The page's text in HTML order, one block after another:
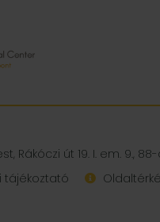
Rákóczi út 19. I. em. 9.,
tájékoztató